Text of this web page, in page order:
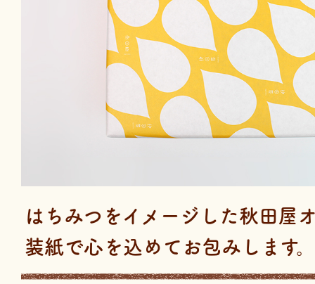
はちみつをイメージした秋田屋
装紙で心を込めてお包みします。